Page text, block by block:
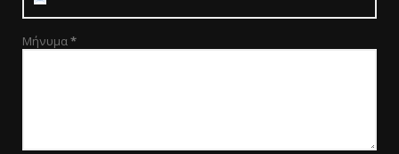
Μήνυμα*